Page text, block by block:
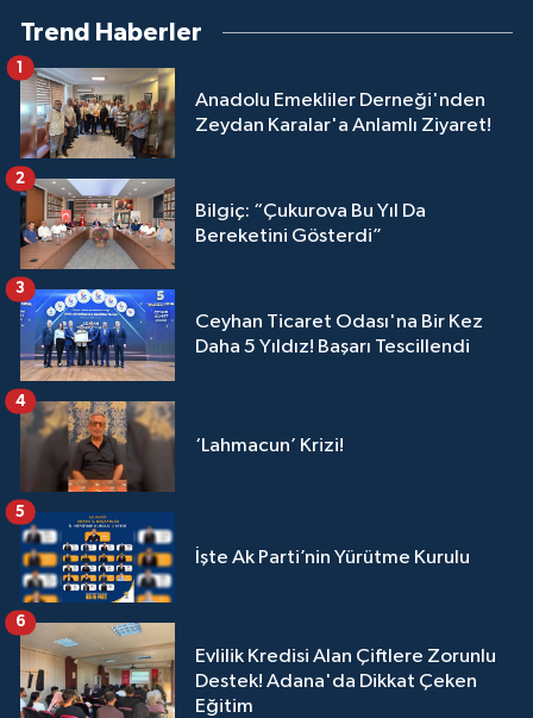
Trend Haberler
Anadolu Emekliler Derneği'nden
Zeydan Karalar'a Anlamlı Ziyaret!
1
Bilgiç: “Çukurova Bu Yıl Da
Bereketini Gösterdi”
2
Ceyhan Ticaret Odası'na Bir Kez
Daha 5 Yıldız! Başarı Tescillendi
3
‘Lahmacun’ Krizi!
4
İşte Ak Parti’nin Yürütme Kurulu
5
Evlilik Kredisi Alan Çiftlere Zorunlu
Destek! Adana'da Dikkat Çeken
Eğitim
6